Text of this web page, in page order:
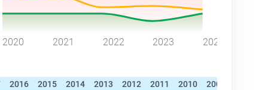
2020 2021 2022 2023 2024
2016 2015 2014 2013 2012 2011 2010 2009